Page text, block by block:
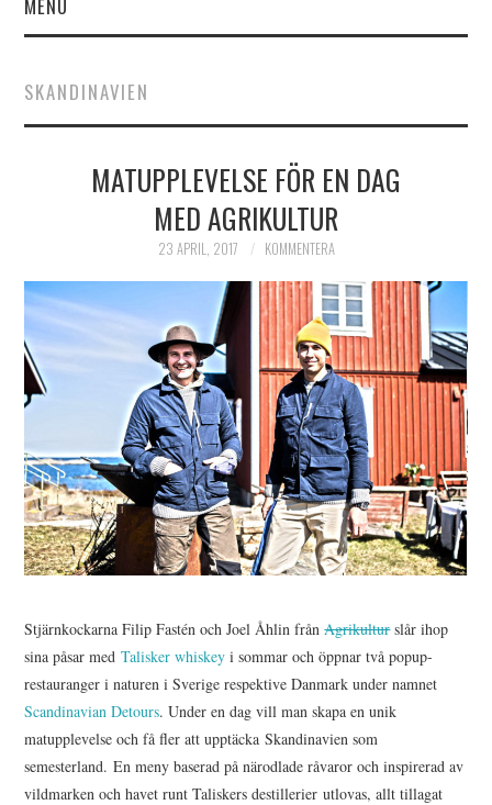
MENU
HIMLAGRÖNT
HIMLAMYSIGT
HIMLASNYGGT
VI MÖTER
VI SPANAR PÅ
SKANDINAVIEN
MATUPPLEVELSE FÖR EN DAG
MED AGRIKULTUR
23 APRIL, 2017 KOMMENTERA
Stjärnkockarna Filip Fastén och Joel Åhlin frånAgrikulturslår ihop
sina påsar medTalisker whiskey i sommar och öppnar två popup-
restauranger i naturen i Sverige respektive Danmark under namnet
Scandinavian Detours. Under en dag vill man skapa en unik
matupplevelse och få fler att upptäcka Skandinavien som
semesterland. En meny baserad på närodlade råvaror och inspirerad av
vildmarken och havet runt Taliskers destillerier utlovas, allt tillagat